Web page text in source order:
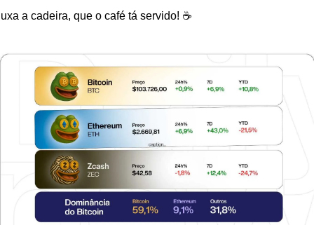
a cadeira, que o café tá servido! ☕️